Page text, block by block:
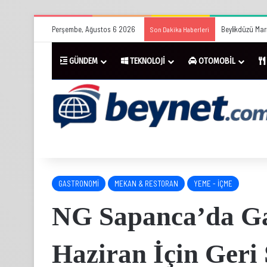
Perşembe, Ağustos 6 2026 Son Dakika Haberleri Beylikdüzü
GÜNDEM TEKNOLOJİ OTOMOBİL
GASTRONOMİ MEKAN & RESTORAN YEME - İÇME
NG Sapanca’da
Haziran İçin Geri